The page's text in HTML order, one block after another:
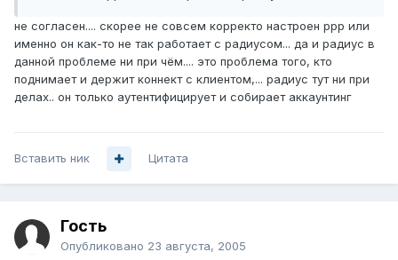
не согласен.... скорее не совсем корректо настроен ppp или
именно он как-то не так работает с радиусом... да и радиус в
данной проблеме ни при чём.... это проблема того, кто
поднимает и держит коннект с клиентом,... радиус тут ни при
делах.. он только аутентифицирует и собирает аккаунтинг
Вставить ник Цитата
Гость
Опубликовано 23 августа, 2005